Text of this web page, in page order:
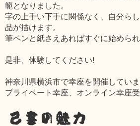
範となりました。
字の上手い下手に関係なく、自分ら
品が描けます。
筆ペンと紙さえあればすぐに始められ
是非、体験してください!
神奈川県横浜市で幸座を開催していま
プライベート幸座、オンライン幸座受
己書の魅力